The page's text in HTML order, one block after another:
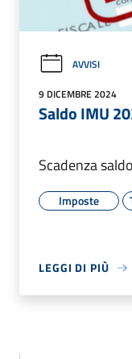
AVVISI
9 DICEMBRE 2024
Saldo IMU
Scadenza
Imposte
LEGGI DI PIÙ